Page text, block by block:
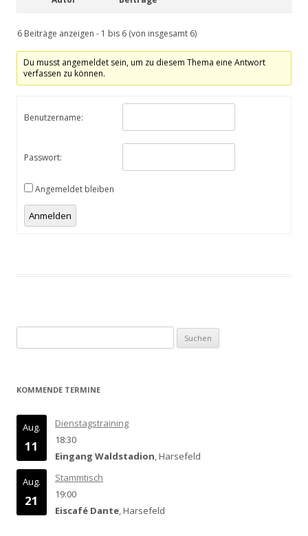
6 Beiträge anzeigen - 1 bis 6 (von insgesamt 6)
Du musst angemeldet sein, um zu diesem Thema eine Antwort
verfassen zu können.
Benutzername:
Passwort:
Angemeldet bleiben
Anmelden
nach:
KOMMENDE TERMINE
Aug.
11
Dienstagstraining
18:30
Eingang Waldstadion, Harsefeld
Aug.
21
Stammtisch
19:00
Eiscafé Dante, Harsefeld